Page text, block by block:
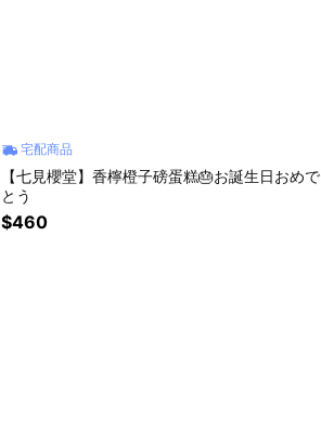
宅配商品
【七見櫻堂】香檸橙子磅蛋糕🎂お誕生日おめで
とう
$460